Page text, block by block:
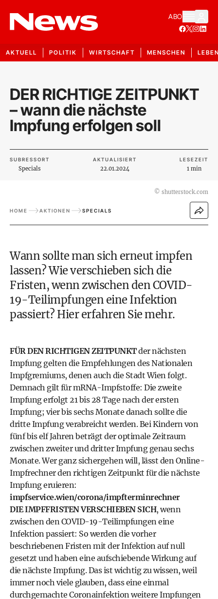
ABO
AKTUELL POLITIK WIRTSCHAFT MENSCHEN
DER RICHTIGE ZEITPUNKT
– wann die nächste
Impfung erfolgen soll
SUBRESSORT
Specials
AKTUALISIERT
22.01.2024
LESEZEIT
1 min
© shutterstock.com
HOME AKTIONEN SPECIALS
Wann sollte man sich erneut impfen
lassen? Wie verschieben sich die
Fristen, wenn zwischen den COVID-
19-Teilimpfungen eine Infektion
passiert? Hier erfahren Sie mehr.
FÜR DEN RICHTIGEN ZEITPUNKTder nächsten
Impfung gelten die Empfehlungen des Nationalen
Impfgremiums, denen auch die Stadt Wien folgt.
Demnach gilt für mRNA-Impfstoffe: Die zweite
Impfung erfolgt 21 bis 28 Tage nach der ersten
Impfung; vier bis sechs Monate danach sollte die
dritte Impfung verabreicht werden. Bei Kindern von
fünf bis elf Jahren beträgt der optimale Zeitraum
zwischen zweiter und dritter Impfung genau sechs
Monate. Wer ganz sichergehen will, lässt den Online-
Impfrechner den richtigen Zeitpunkt für die nächste
Impfung eruieren:
impfservice.wien/corona/impfterminrechner
DIE IMPFFRISTEN VERSCHIEBEN SICH, wenn
zwischen den COVID-19-Teilimpfungen eine
Infektion passiert: So werden die vorher
beschriebenen Fristen mit der Infektion auf null
gesetzt und haben eine aufschiebende Wirkung auf
die nächste Impfung. Das ist wichtig zu wissen, weil
immer noch viele glauben, dass eine einmal
durchgemachte Coronainfektion weitere Impfungen